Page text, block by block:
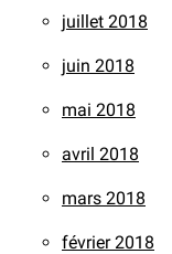
juillet 2018
juin 2018
mai 2018
avril 2018
mars 2018
février 2018